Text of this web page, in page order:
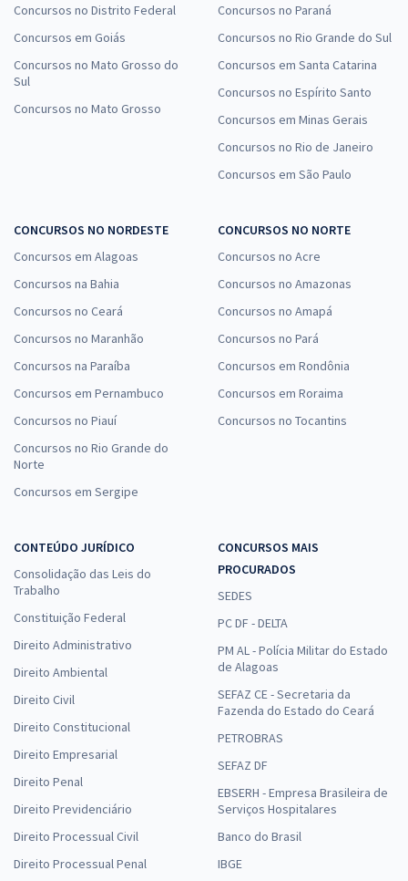
Concursos no Distrito Federal
Concursos em Goiás
Concursos no Mato Grosso do
Sul
Concursos no Mato Grosso
Concursos no Paraná
Concursos no Rio Grande do Sul
Concursos em Santa Catarina
Concursos no Espírito Santo
Concursos em Minas Gerais
Concursos no Rio de Janeiro
Concursos em São Paulo
CONCURSOS NO NORDESTE
Concursos em Alagoas
Concursos na Bahia
Concursos no Ceará
Concursos no Maranhão
Concursos na Paraíba
Concursos em Pernambuco
Concursos no Piauí
Concursos no Rio Grande do
Norte
Concursos em Sergipe
CONCURSOS NO NORTE
Concursos no Acre
Concursos no Amazonas
Concursos no Amapá
Concursos no Pará
Concursos em Rondônia
Concursos em Roraima
Concursos no Tocantins
CONTEÚDO JURÍDICO
Consolidação das Leis do
Trabalho
Constituição Federal
Direito Administrativo
Direito Ambiental
Direito Civil
Direito Constitucional
Direito Empresarial
Direito Penal
Direito Previdenciário
Direito Processual Civil
Direito Processual Penal
CONCURSOS MAIS
PROCURADOS
SEDES
PC DF - DELTA
PM AL - Polícia Militar do Estado
de Alagoas
SEFAZ CE - Secretaria da
Fazenda do Estado do Ceará
PETROBRAS
SEFAZ DF
EBSERH - Empresa Brasileira de
Serviços Hospitalares
Banco do Brasil
IBGE